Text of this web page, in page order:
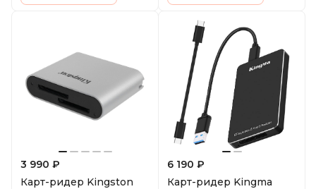
3 990 ₽
Карт-ридер Kingston
6 190 ₽
Карт-ридер Kingma